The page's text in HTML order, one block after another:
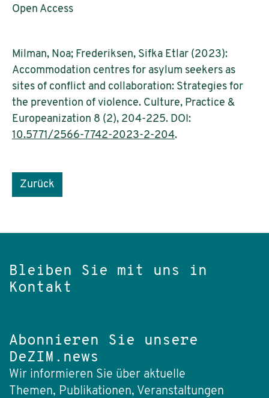
Open Access
Milman, Noa; Frederiksen, Sifka Etlar (2023):
Accommodation centres for asylum seekers as
sites of conflict and collaboration: Strategies for
the prevention of violence. Culture, Practice &
Europeanization 8 (2), 204-225. DOI:
10.5771/2566-7742-2023-2-204.
Zurück
Bleiben Sie mit uns in
Kontakt
Abonnieren Sie unsere
DeZIM.news
Wir informieren Sie über aktuelle
Themen, Publikationen, Veranstaltungen